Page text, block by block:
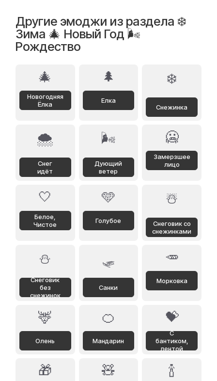
Другие эмоджи из раздела ❄️
Зима 🎄 Новый Год 🌬️
Рождество
🎄
Новогодняя
Ёлка
🌲
Елка
❄️
Снежинка
🌨️
Снег
идёт
🌬️
Дующий
ветер
🥶
Замерзшее
лицо
🤍
Белое,
Чистое
🩵
Голубое
☃️
Снеговик со
снежинками
⛄
Снеговик
без
снежинок
🛷
Санки
🥕
Морковка
🦌
Олень
🍊
Мандарин
💝
С
бантиком,
лентой
🎁 🧸 🍾